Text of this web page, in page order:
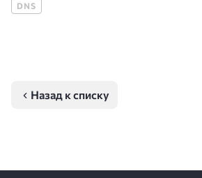
DNS
Назад к списку